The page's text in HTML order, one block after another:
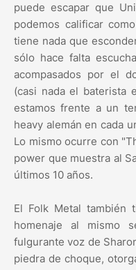
puede escapar que
podemos calificar
tiene nada que
sólo hace falta
acompasados por el
(casi nada el baterista
estamos frente a un
heavy alemán en cada
Lo mismo ocurre con
power que muestra al
últimos 10 años.
El Folk Metal también
homenaje al mismo
fulgurante voz de
piedra de choque,